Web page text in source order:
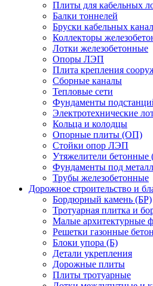
Плиты для кабельных
Балки тоннелей
Бруски кабельных
Коллекторы
Лотки железобетонные
Опоры ЛЭП
Плита крепления
Сборные каналы
Тепловые сети
Фундаменты
Электротехнические
Кольца и колодцы
Опорные плиты (ОП)
Стойки опор ЛЭП
Утяжелители
Фундаменты под
Трубы железобетонные
Дорожное строительство и
Бордюрный камень (БР)
Тротуарная плитка и
Малые архитектурные
Решетки газонные
Блоки упора (Б)
Детали укрепления
Дорожные плиты
Плиты тротуарные